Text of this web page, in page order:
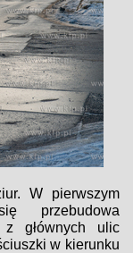
W pierwszym
przebudowa
z głównych ulic
w kierunku